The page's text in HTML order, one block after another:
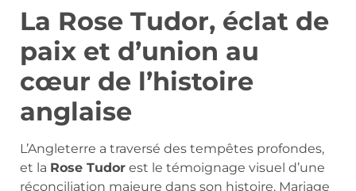
La Rose Tudor, éclat de
paix et d’union au
cœur de l’histoire
anglaise
L’Angleterre a traversé des tempêtes profondes,
et la Rose Tudor est le témoignage visuel d’une
réconciliation majeure dans son histoire. Mariage